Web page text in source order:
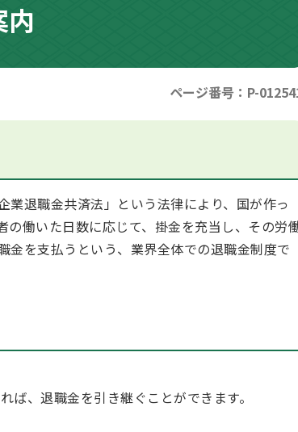
内
ページ番号：P-
退職金共済法」という法律により、国が作っ
働いた日数に応じて、掛金を充当し、その労
金を支払うという、業界全体での退職金制度で
、退職金を引き継ぐことができます。